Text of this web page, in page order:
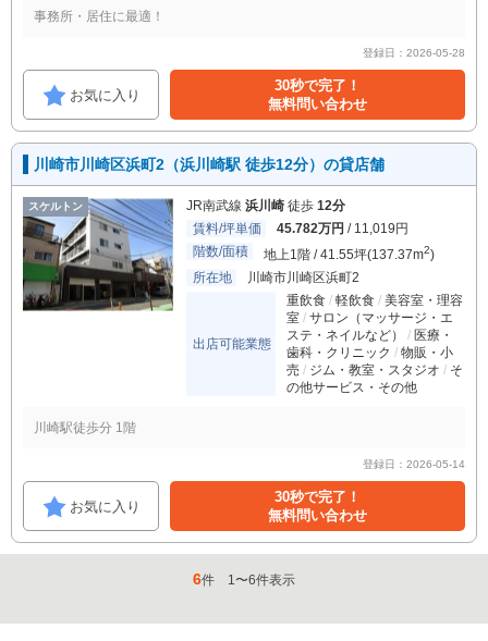
事務所・居住に最適！
登録日：2026-05-28
お気に入り
30秒で完了！
無料問い合わせ
川崎市川崎区浜町2（浜川崎駅 徒歩12分）の貸店舗
スケルトン JR南武線 浜川崎 徒歩 12分
賃料/坪単価
45.782万円 / 11,019円
階数/面積
地上1階 / 41.55坪(137.37m2)
所在地
川崎市川崎区浜町2
出店可能業態
重飲食 軽飲食
美容室・理容
室
サロン（マッサージ・エ
ステ・ネイルなど）
医療・
歯科・クリニック
物販・小
売
ジム・教室・スタジオ
そ
の他サービス・その他
川崎駅徒歩分 1階
登録日：2026-05-14
お気に入り
30秒で完了！
無料問い合わせ
6件 1〜6件表示